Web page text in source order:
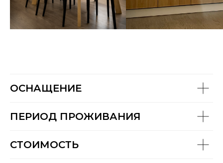
ОСНАЩЕНИЕ
ПЕРИОД ПРОЖИВАНИЯ
СТОИМОСТЬ